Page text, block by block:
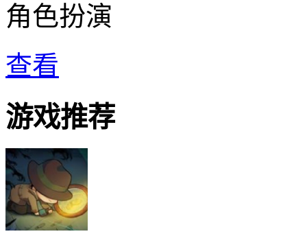
角色扮演
查看
游戏推荐